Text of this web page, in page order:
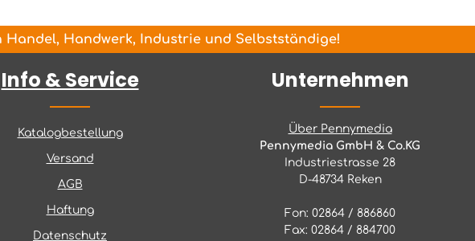
Handwerk, Industrie und Selbstständige!
Info & Service
Katalogbestellung
Versand
AGB
Haftung
Datenschutz
Unternehmen
Über Pennymedia
Pennymedia GmbH & Co.KG
Industriestrasse 28
D-48734 Reken
Fon: 02864 / 886860
Fax: 02864 / 884700